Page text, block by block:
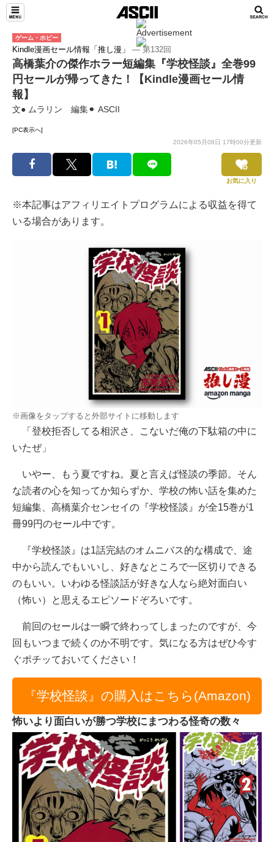
ゲーム・ホビー
Kindle漫画セール情報「推し漫」 ― 第132回
高橋葉介の傑作ホラー短編集『学校怪談』全巻99
円セールが帰ってきた！【Kindle漫画セール情
報】
文● ムラリン 編集⚫︎ ASCII
[PC表示へ]
2026年05月08日 17時00分更新
お気に入り
※本記事はアフィリエイトプログラムによる収益を得て
いる場合があります。
※画像をタップすると外部サイトに移動します
「登校拒否してる相沢さ、こないだ俺の下駄箱の中に
いたぜ」
いやー、もう夏ですね。夏と言えば怪談の季節。そん
な読者の心を知ってか知らずか、学校の怖い話を集めた
短編集、高橋葉介センセイの『学校怪談』が全15巻が1
冊99円のセール中です。
『学校怪談』は1話完結のオムニバス的な構成で、途
中から読んでもいいし、好きなところで一区切りできる
のもいい。いわゆる怪談話が好きな人なら絶対面白い
（怖い）と思えるエピソードぞろいです。
前回のセールは一瞬で終わってしまったのですが、今
回もいつまで続くのか不明です。気になる方はぜひ今す
ぐポチッておいてください！
『学校怪談』の購入はこちら(Amazon)
怖いより面白いが勝つ学校にまつわる怪奇の数々